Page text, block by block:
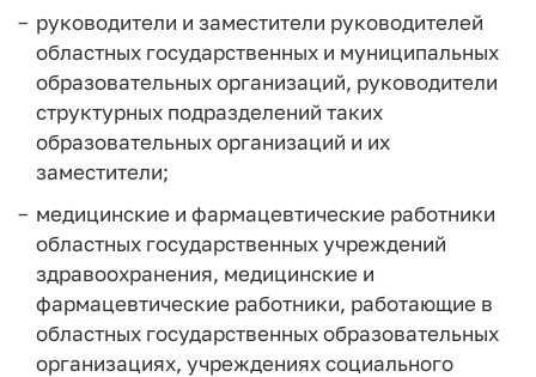
руководители и заместители руководителей
областных государственных и муниципальных
образовательных организаций, руководители
структурных подразделений таких
образовательных организаций и их
заместители;
медицинские и фармацевтические работники
областных государственных учреждений
здравоохранения, медицинские и
фармацевтические работники, работающие в
областных государственных образовательных
организациях, учреждениях социального